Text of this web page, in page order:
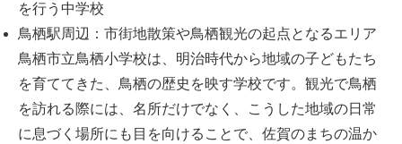
を行う中学校
鳥栖駅周辺：市街地散策や鳥栖観光の起点となるエリア
鳥栖市立鳥栖小学校は、明治時代から地域の子どもたち
を育ててきた、鳥栖の歴史を映す学校です。観光で鳥栖
を訪れる際には、名所だけでなく、こうした地域の日常
に息づく場所にも目を向けることで、佐賀のまちの温か